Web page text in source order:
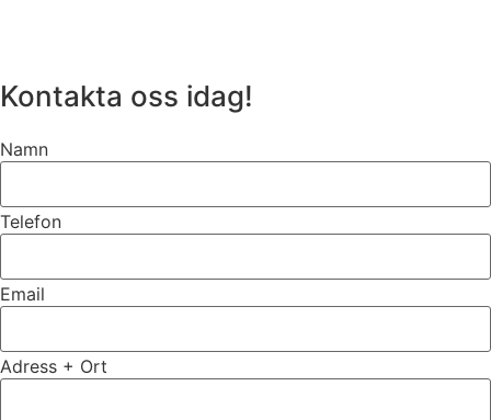
Kontakta oss idag!
Namn
Telefon
Email
Adress + Ort